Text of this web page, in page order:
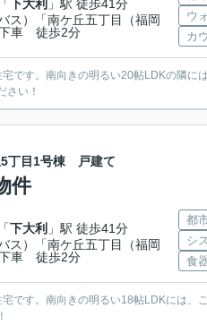
「下大利 」駅 徒歩41分
ス）「南ケ丘五丁目（福岡
車 徒歩2分
ウ
カ
です。南向きの明るい20帖LDKの隣に
さい！
5丁目1号棟 戸建て
件
「下大利 」駅 徒歩41分
ス）「南ケ丘五丁目（福岡
車 徒歩2分
都
シ
食
です。南向きの明るい18帖LDKには、